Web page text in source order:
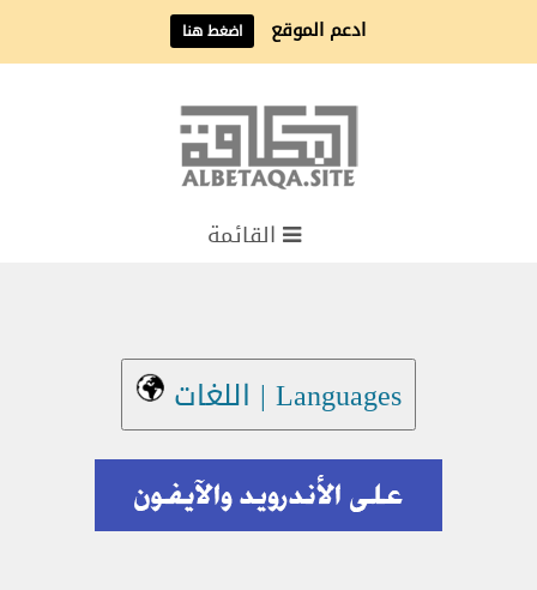
القائمة
Languages | اللغات
ادعم الموقع اضغط هنا